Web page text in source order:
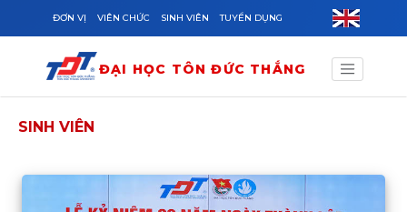
Skip to main content
ĐƠN VỊ VIÊN CHỨC SINH VIÊN TUYỂN DỤNG
ĐẠI HỌC TÔN ĐỨC THẮNG
SINH VIÊN